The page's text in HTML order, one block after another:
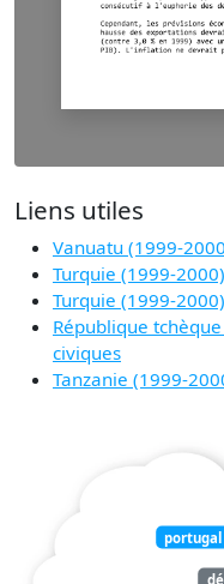
Liens utiles
Vanuatu (1999-
Turquie (1999-
Turquie (1999-
République
civiques
Tanzanie (1999-
portugal